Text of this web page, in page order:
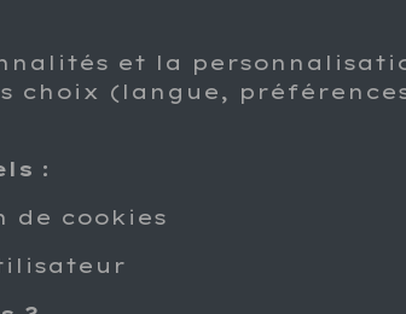
et la
choix (langue,
:
de cookies